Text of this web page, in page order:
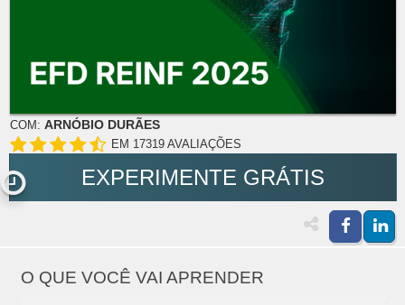
COM: ARNÓBIO DURÃES
EM 17319 AVALIAÇÕES
EXPERIMENTE GRÁTIS
O QUE VOCÊ VAI APRENDER